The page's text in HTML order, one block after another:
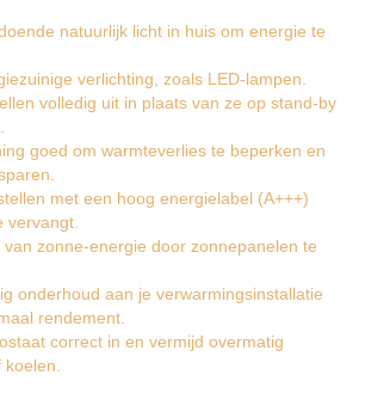
natuurlijk licht in huis om energie te
verlichting, zoals LED-lampen.
volledig uit in plaats van ze op stand-by
goed om warmteverlies te beperken en
met een hoog energielabel (A+++)
vervangt.
van zonne-energie door zonnepanelen te
onderhoud aan je verwarmingsinstallatie
rendement.
correct in en vermijd overmatig